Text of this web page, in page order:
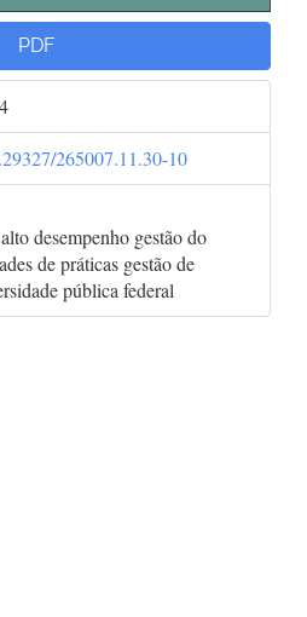
PDF
265007.11.30-10
desempenho gestão do
de práticas gestão de
pública federal